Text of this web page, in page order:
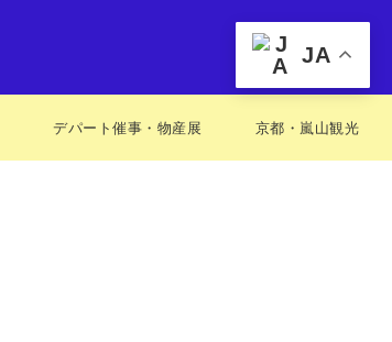
デパート催事・物産展 京都・嵐山観光
JA